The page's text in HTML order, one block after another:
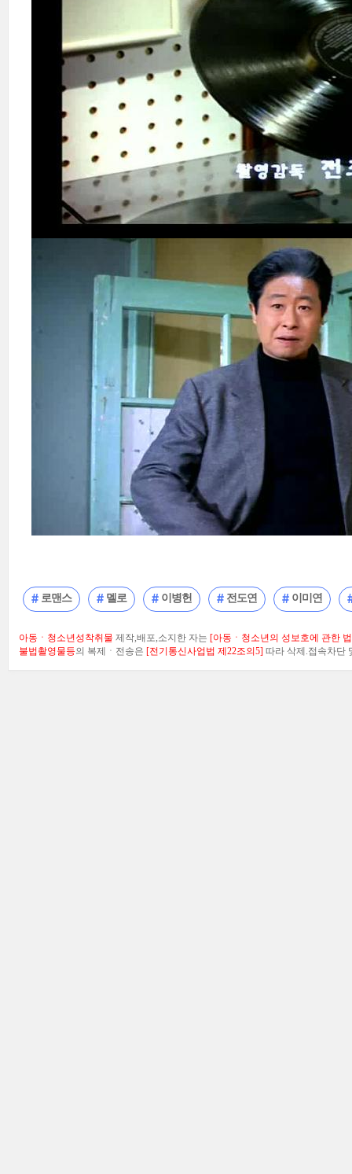
로맨스 멜로 이병헌 전도연 이미연
아동ㆍ청소년성착취물 제작,배포,소지한 자는 [아동ㆍ청소년의 성보호에 관한
불법촬영물등의 복제ㆍ전송은 [전기통신사업법 제22조의5] 따라 삭제.접속차단